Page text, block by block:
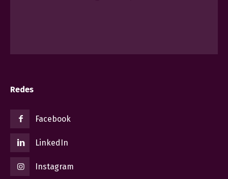
Redes
Facebook
LinkedIn
Instagram